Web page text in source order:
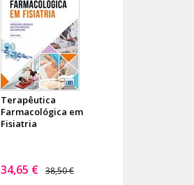
Terapêutica
Farmacológica em
Fisiatria
34,65 € 38,50 €